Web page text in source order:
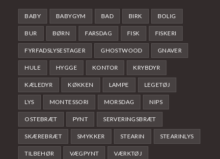
BABY BABYGYM BAD BIRK BOLIG
BUR BØRN FARSDAG FISK FISKERI
FYRFADSLYSESTAGER GHOSTWOOD GNAVER
HULE HYGGE KONTOR KRYBDYR
KÆLEDYR KØKKEN LAMPE LEGETØJ
LYS MONTESSORI MORSDAG NIPS
OSTEBRÆT PYNT SERVERINGSBRÆT
SKÆREBRÆT SMYKKER STEARIN STEARINLYS
TILBEHØR VÆGPYNT VÆRKTØJ